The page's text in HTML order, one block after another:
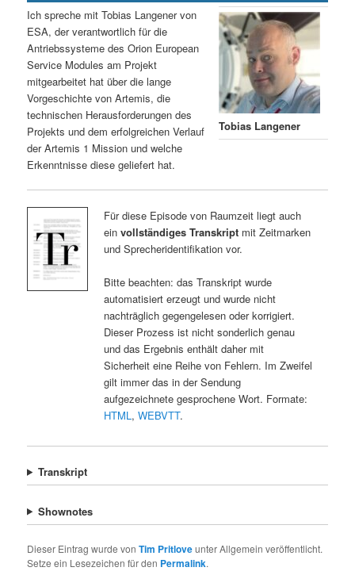
Tobias Langener
Ich spreche mit Tobias Langener von
ESA, der verantwortlich für die
Antriebssysteme des Orion European
Service Modules am Projekt
mitgearbeitet hat über die lange
Vorgeschichte von Artemis, die
technischen Herausforderungen des
Projekts und dem erfolgreichen Verlauf
der Artemis 1 Mission und welche
Erkenntnisse diese geliefert hat.
Für diese Episode von Raumzeit liegt auch
ein vollständiges Transkriptmit Zeitmarken
und Sprecheridentifikation vor.
Bitte beachten: das Transkript wurde
automatisiert erzeugt und wurde nicht
nachträglich gegengelesen oder korrigiert.
Dieser Prozess ist nicht sonderlich genau
und das Ergebnis enthält daher mit
Sicherheit eine Reihe von Fehlern. Im Zweifel
gilt immer das in der Sendung
aufgezeichnete gesprochene Wort. Formate:
HTML, WEBVTT.
Transkript
Shownotes
Dieser Eintrag wurde vonTim Pritloveunter Allgemein veröffentlicht.
Setze ein Lesezeichen für den Permalink.